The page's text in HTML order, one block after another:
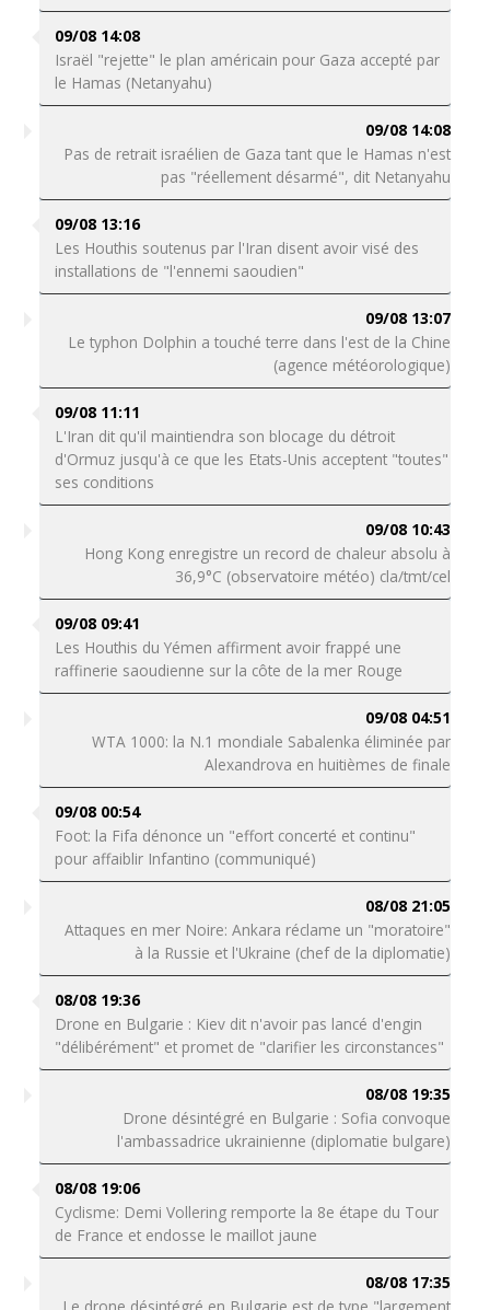
09/08 14:08
Israël "rejette" le plan américain pour Gaza accepté par
le Hamas (Netanyahu)
09/08 14:08
Pas de retrait israélien de Gaza tant que le Hamas n'est
pas "réellement désarmé", dit Netanyahu
09/08 13:16
Les Houthis soutenus par l'Iran disent avoir visé des
installations de "l'ennemi saoudien"
09/08 13:07
Le typhon Dolphin a touché terre dans l'est de la Chine
(agence météorologique)
09/08 11:11
L'Iran dit qu'il maintiendra son blocage du détroit
d'Ormuz jusqu'à ce que les Etats-Unis acceptent "toutes"
ses conditions
09/08 10:43
Hong Kong enregistre un record de chaleur absolu à
36,9°C (observatoire météo) cla/tmt/cel
09/08 09:41
Les Houthis du Yémen affirment avoir frappé une
raffinerie saoudienne sur la côte de la mer Rouge
09/08 04:51
WTA 1000: la N.1 mondiale Sabalenka éliminée par
Alexandrova en huitièmes de finale
09/08 00:54
Foot: la Fifa dénonce un "effort concerté et continu"
pour affaiblir Infantino (communiqué)
08/08 21:05
Attaques en mer Noire: Ankara réclame un "moratoire"
à la Russie et l'Ukraine (chef de la diplomatie)
08/08 19:36
Drone en Bulgarie : Kiev dit n'avoir pas lancé d'engin
"délibérément" et promet de "clarifier les circonstances"
08/08 19:35
Drone désintégré en Bulgarie : Sofia convoque
l'ambassadrice ukrainienne (diplomatie bulgare)
08/08 19:06
Cyclisme: Demi Vollering remporte la 8e étape du Tour
de France et endosse le maillot jaune
08/08 17:35